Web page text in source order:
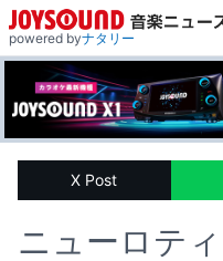
powered byナタリー
X Post
ニューロテ